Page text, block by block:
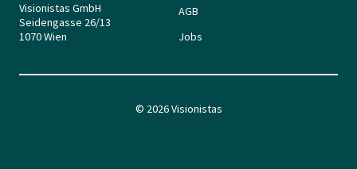
Visionistas GmbH
Seidengasse 26/13
1070 Wien
AGB
Jobs
© 2026 Visionistas